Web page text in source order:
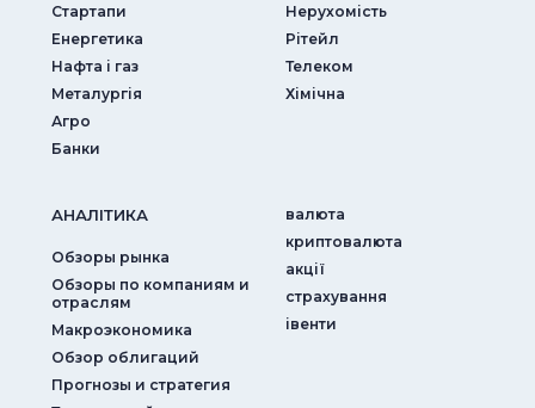
Стартапи
Енергетика
Нафта і газ
Металургія
Агро
Банки
Нерухомість
Рітейл
Телеком
Хімічна
АНАЛIТИКА
Обзоры рынка
Обзоры по компаниям и
отраслям
Макроэкономика
Обзор облигаций
Прогнозы и стратегия
валюта
криптовалюта
акції
страхування
iвенти